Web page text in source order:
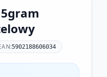
5902188606034